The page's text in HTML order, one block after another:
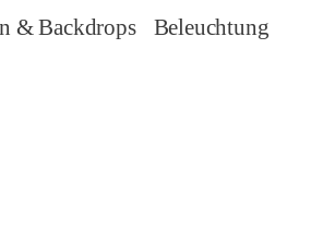
& Backdrops
Beleuchtung